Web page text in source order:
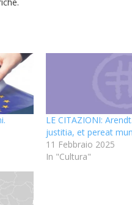
LE CITAZIONI:
justitia, et pereat
11 Febbraio 2025
In "Cultura"